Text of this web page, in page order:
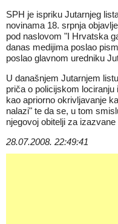
SPH je ispriku Jutarnjeg
novinama 18. srpnja
pod naslovom "I Hrvatska
danas medijima poslao
poslao glavnom uredniku
U današnjem Jutarnjem
priča o policijskom
kao apriorno okrivljavanje
nalazi" te da se, u tom
njegovoj obitelji za
28.07.2008. 22:49:41